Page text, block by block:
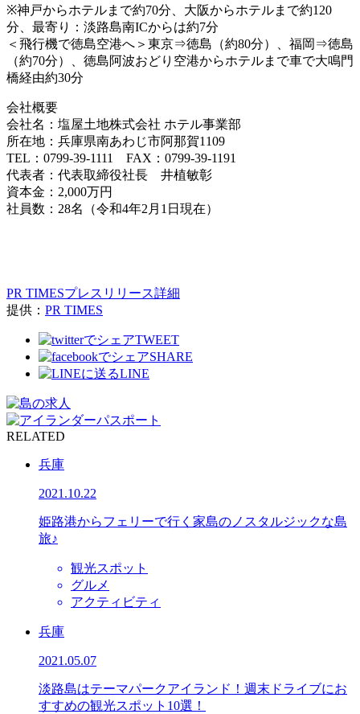
※神戸からホテルまで約70分、大阪からホテルまで約120
分、最寄り：淡路島南ICからは約7分
＜飛行機で徳島空港へ＞東京⇒徳島（約80分）、福岡⇒徳島
（約70分）、徳島阿波おどり空港からホテルまで車で大鳴門
橋経由約30分
会社概要
会社名：塩屋土地株式会社 ホテル事業部
所在地：兵庫県南あわじ市阿那賀1109
TEL：0799-39-1111 FAX：0799-39-1191
代表者：代表取締役社長 井植敏彰
資本金：2,000万円
社員数：28名（令和4年2月1日現在）
PR TIMESプレスリリース詳細
提供： PR TIMES
TWEET
SHARE
LINE
RELATED
兵庫
2021.10.22
姫路港からフェリーで行く家島のノスタルジックな島
旅♪
観光スポット
グルメ
アクティビティ
兵庫
2021.05.07
淡路島はテーマパークアイランド！週末ドライブにお
すすめの観光スポット10選！